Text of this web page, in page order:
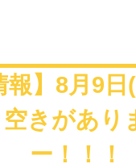
報】8月9
きがあり
ー！！！